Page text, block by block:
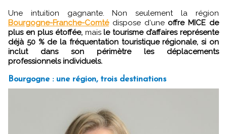
Une intuition gagnante. Non seulement la région
Bourgogne-Franche-Comtédispose d‘une offre MICE de
plus en plus étoffée, maisle tourisme d’affaires représente
déjà 50 % de la fréquentation touristique régionale, si on
inclut dans son périmètre les déplacements
professionnels individuels.
Bourgogne : une région, trois destinations